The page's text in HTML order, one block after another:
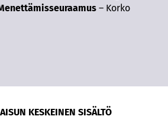
– Korko
KESKEINEN SISÄLTÖ